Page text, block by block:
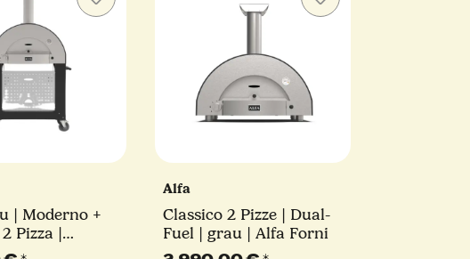
| Moderno +
Pizza |
Alfa Forni
Alfa
Classico 2 Pizze | Dual-
Fuel | grau | Alfa Forni